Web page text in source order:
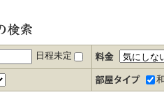
日程未定